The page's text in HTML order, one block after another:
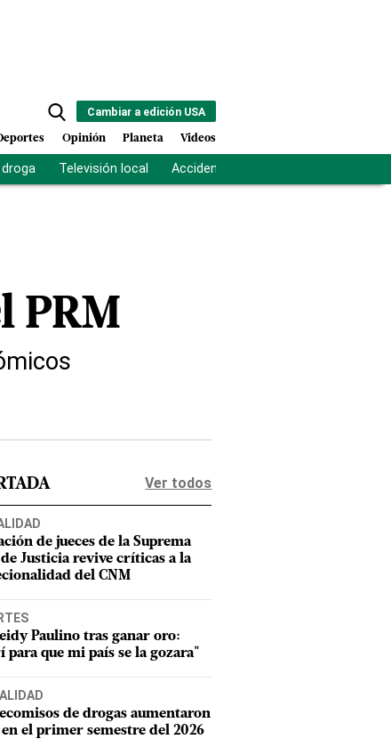
Cambiar a edición USA
Opinión Planeta Videos
Televisión local Accidente Los Ríos
PRM
Ver todos
de jueces de la Suprema
Justicia revive críticas a la
del CNM
Paulino tras ganar oro:
para que mi país se la gozara"
de drogas aumentaron
el primer semestre del 2026